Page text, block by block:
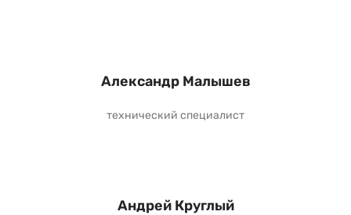
Александр Малышев
технический специалист
Андрей Круглый